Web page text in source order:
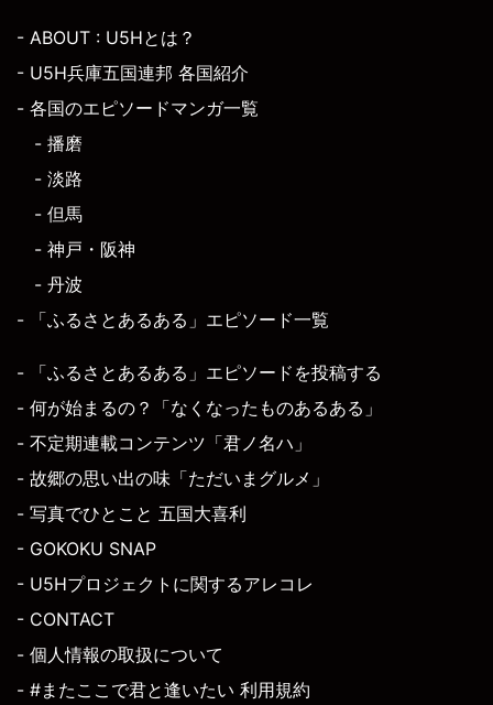
- ABOUT : U5Hとは？
- U5H兵庫五国連邦 各国紹介
- 各国のエピソードマンガ一覧
- 播磨
- 淡路
- 但馬
- 神戸・阪神
- 丹波
- 「ふるさとあるある」エピソード一覧
- 「ふるさとあるある」エピソードを投稿する
- 何が始まるの？「なくなったものあるある」
- 不定期連載コンテンツ「君ノ名ハ」
- 故郷の思い出の味「ただいまグルメ」
- 写真でひとこと 五国大喜利
- GOKOKU SNAP
- U5Hプロジェクトに関するアレコレ
- CONTACT
- 個人情報の取扱について
- #またここで君と逢いたい 利用規約